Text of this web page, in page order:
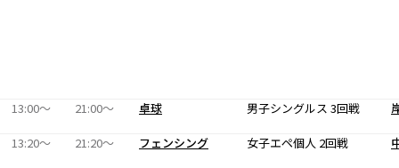
13:00〜 21:00〜 卓球 男子シングルス 3回戦
13:20〜 21:20〜 フェンシング 女子エペ個人 2回戦